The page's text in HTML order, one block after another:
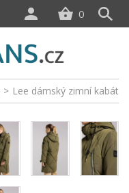
> Lee dámský zimní kabát
0